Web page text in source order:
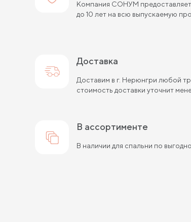
Компания СОНУМ предоставляет
до 10 лет на всю выпускаемую
Доставка
Доставим в г. Нерюнгри любой
стоимость доставки уточнит
в ассортименте
В наличии для спальни по